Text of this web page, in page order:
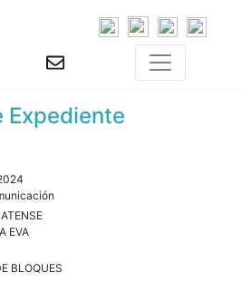
Expediente
EVA
BLOQUES